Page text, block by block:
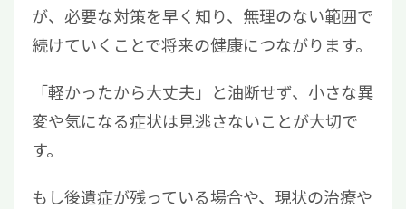
が、必要な対策を早く知り、無理のない範囲で
続けていくことで将来の健康につながります。
「軽かったから大丈夫」と油断せず、小さな異
変や気になる症状は見逃さないことが大切で
す。
もし後遺症が残っている場合や、現状の治療や